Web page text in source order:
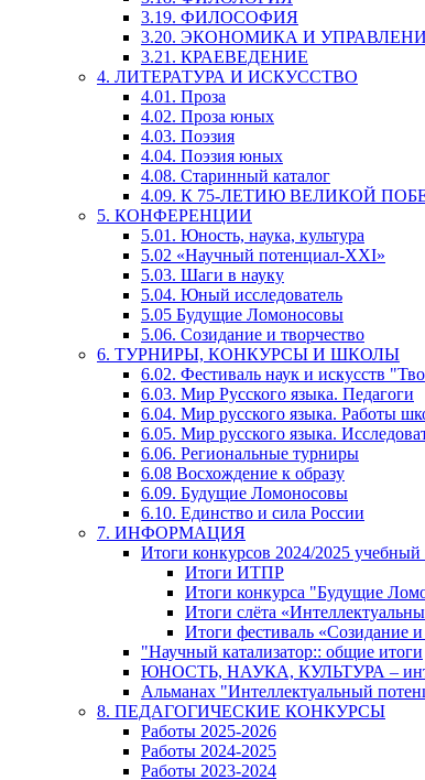
3.19. ФИЛОСОФИЯ
3.20. ЭКОНОМИКА И
3.21. КРАЕВЕДЕНИЕ
4. ЛИТЕРАТУРА И ИСКУССТВО
4.01. Проза
4.02. Проза юных
4.03. Поэзия
4.04. Поэзия юных
4.08. Старинный каталог
4.09. К 75-ЛЕТИЮ ВЕЛИКОЙ
5. КОНФЕРЕНЦИИ
5.01. Юность, наука, культура
5.02 «Научный потенциал-XXI»
5.03. Шаги в науку
5.04. Юный исследователь
5.05 Будущие Ломоносовы
5.06. Созидание и творчество
6. ТУРНИРЫ, КОНКУРСЫ И ШКОЛЫ
6.02. Фестиваль наук и искусств
6.03. Мир Русского языка. Педагоги
6.04. Мир русского языка. Работы
6.05. Мир русского языка.
6.06. Региональные турниры
6.08 Восхождение к образу
6.09. Будущие Ломоносовы
6.10. Единство и сила России
7. ИНФОРМАЦИЯ
Итоги конкурсов 2024/2025 учебный
Итоги ИТПР
Итоги конкурса "Будущие
Итоги слёта
Итоги фестиваль «Созидание и
"Научный катализатор:: общие итоги
ЮНОСТЬ, НАУКА, КУЛЬТУРА –
Альманах "Интеллектуальный
8. ПЕДАГОГИЧЕСКИЕ КОНКУРСЫ
Работы 2025-2026
Работы 2024-2025
Работы 2023-2024